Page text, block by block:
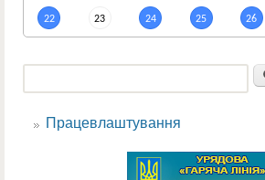
22 23 24 25 26
Пошукова форма
Працевлаштування